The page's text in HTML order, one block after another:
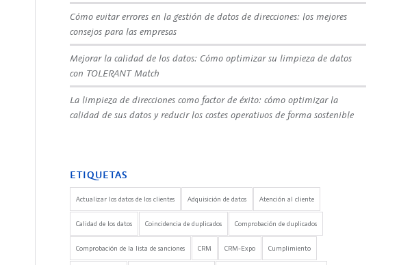
Cómo evitar errores en la gestión de datos de direcciones: los mejores
consejos para las empresas
Mejorar la calidad de los datos: Cómo optimizar su limpieza de datos
con TOLERANT Match
La limpieza de direcciones como factor de éxito: cómo optimizar la
calidad de sus datos y reducir los costes operativos de forma sostenible
ETIQUETAS
Actualizar los datos de los clientes Adquisición de datos Atención al cliente
Calidad de los datos Coincidencia de duplicados Comprobación de duplicados
Comprobación de la lista de sanciones CRM CRM-Expo Cumplimiento